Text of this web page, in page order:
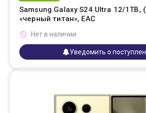
Samsung Galaxy S24 Ultra 12/1TB,
«черный титан», EAC
Нет в наличии
Уведомить о